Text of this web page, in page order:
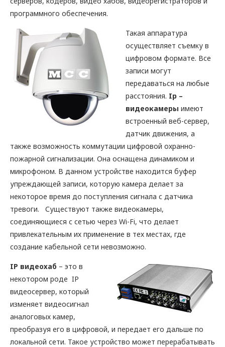
программного обеспечения.
Такая аппаратура
осуществляет съемку в
цифровом формате. Все
записи могут
передаваться на любые
расстояния. Ip –
видеокамеры имеют
встроенный веб-сервер,
датчик движения, а
также возможность коммутации цифровой охранно-
пожарной сигнализации. Она оснащена динамиком и
микрофоном. В данном устройстве находится буфер
упреждающей записи, которую камера делает за
некоторое время до поступления сигнала с датчика
тревоги. Существуют также видеокамеры,
соединяющиеся с сетью через Wi-Fi, что делает
привлекательным их применение в тех местах, где
создание кабельной сети невозможно.
IP видеохаб – это в
некотором роде IP
видеосервер, который
изменяет видеосигнал
аналоговых камер,
преобразуя его в цифровой, и передает его дальше по
локальной сети. Такое устройство может перерабатывать